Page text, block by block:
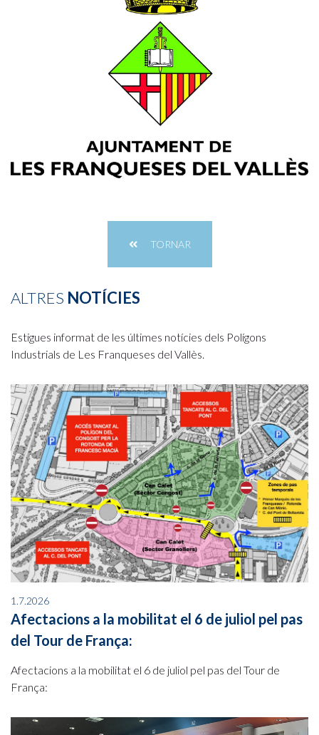
TORNAR
ALTRES NOTÍCIES
Estigues informat de les últimes notícies dels Polígons
Industrials de Les Franqueses del Vallès.
1.7.2026
Afectacions a la mobilitat el 6 de juliol pel pas
del Tour de França:
Afectacions a la mobilitat el 6 de juliol pel pas del Tour de
França: